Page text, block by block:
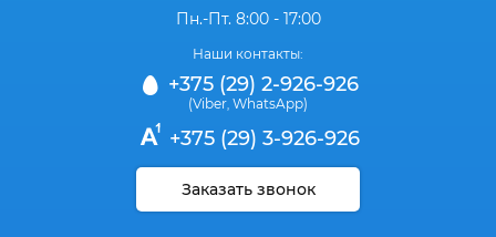
Пн.-Пт. 8:00 - 17:00
Наши контакты:
+375 (29) 2-926-926
(Viber WhatsApp)
+375 (29) 3-926-926
Заказать звонок